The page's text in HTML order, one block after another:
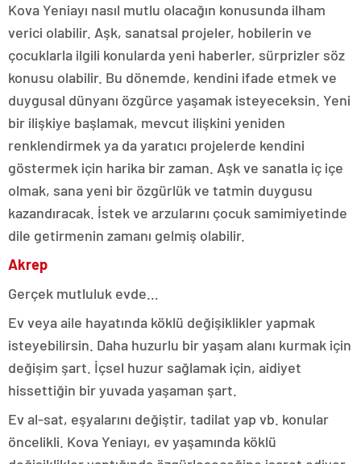
Kova Yeniayı nasıl mutlu olacağın konusunda ilham
verici olabilir. Aşk, sanatsal projeler, hobilerin ve
çocuklarla ilgili konularda yeni haberler, sürprizler söz
konusu olabilir. Bu dönemde, kendini ifade etmek ve
duygusal dünyanı özgürce yaşamak isteyeceksin. Yeni
bir ilişkiye başlamak, mevcut ilişkini yeniden
renklendirmek ya da yaratıcı projelerde kendini
göstermek için harika bir zaman. Aşk ve sanatla iç içe
olmak, sana yeni bir özgürlük ve tatmin duygusu
kazandıracak. İstek ve arzularını çocuk samimiyetinde
dile getirmenin zamanı gelmiş olabilir.
Akrep
Gerçek mutluluk evde…
Ev veya aile hayatında köklü değişiklikler yapmak
isteyebilirsin. Daha huzurlu bir yaşam alanı kurmak için
değişim şart. İçsel huzur sağlamak için, aidiyet
hissettiğin bir yuvada yaşaman şart.
Ev al-sat, eşyalarını değiştir, tadilat yap vb. konular
öncelikli. Kova Yeniayı, ev yaşamında köklü